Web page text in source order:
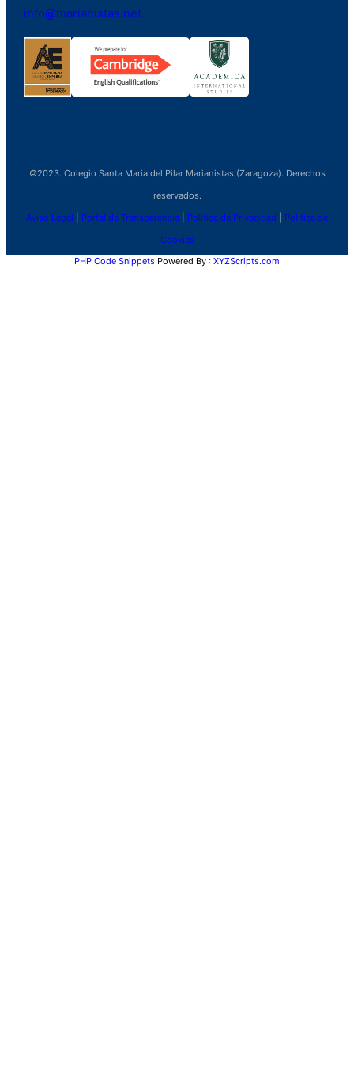
info@marianistas.net
©2023. Colegio Santa Maria del Pilar Marianistas (Zaragoza). Derechos
reservados.
Aviso Legal Portal de Transparencia Política de Privacidad Política de
Cookies
PHP Code Snippets Powered By : XYZScripts.com